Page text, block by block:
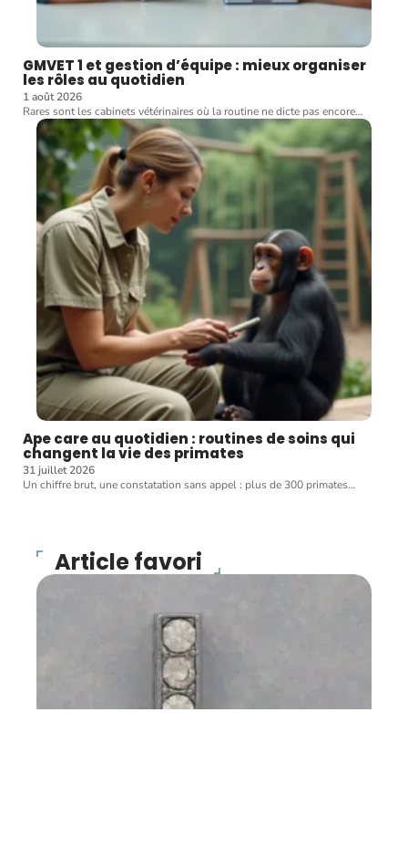
GMVET 1 et gestion d’équipe : mieux organiser
les rôles au quotidien
1 août 2026
Rares sont les cabinets vétérinaires où la routine ne dicte pas encore…
Ape care au quotidien : routines de soins qui
changent la vie des primates
31 juillet 2026
Un chiffre brut, une constatation sans appel : plus de 300 primates…
Article favori